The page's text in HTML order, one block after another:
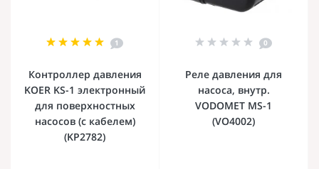
1
Контроллер давления
KOER KS-1 электронный
для поверхностных
насосов (с кабелем)
(KP2782)
0
Реле давления для
насоса, внутр.
VODOMET MS-1
(VO4002)